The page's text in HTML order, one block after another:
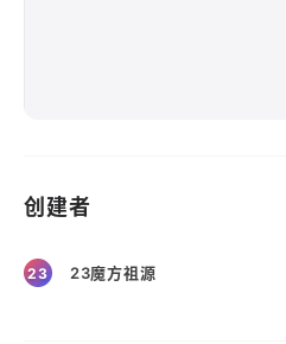
创建者
23 23魔方祖源